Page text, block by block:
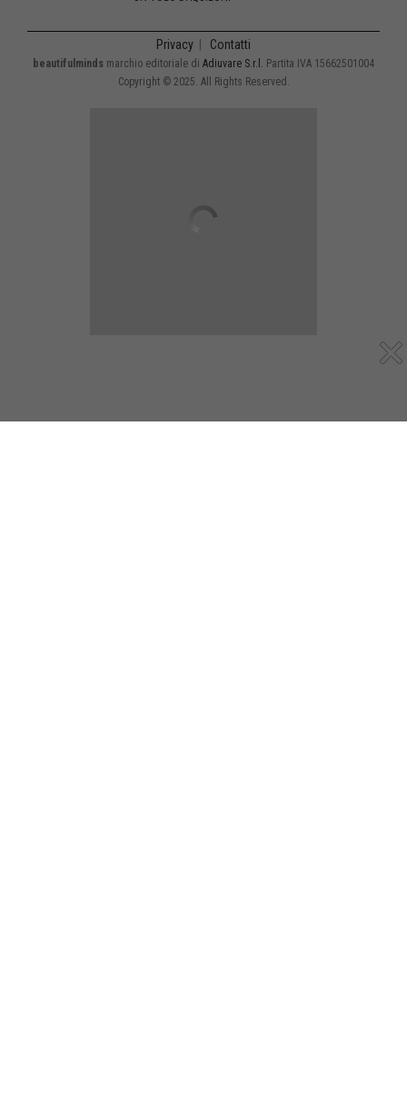
Privacy Contatti
beautifulminds marchio editoriale di Adiuvare S.r.l. Partita IVA 15662501004
Copyright © 2025. All Rights Reserved.